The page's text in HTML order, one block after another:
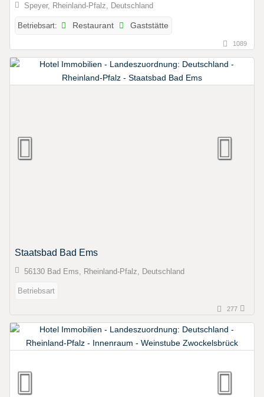
Speyer, Rheinland-Pfalz, Deutschland
Betriebsart: Restaurant Gaststätte
1089
Staatsbad Bad Ems
56130 Bad Ems, Rheinland-Pfalz, Deutschland
Betriebsart
277